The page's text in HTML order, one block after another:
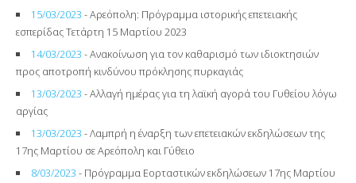
15/03/2023 - Αρεόπολη: Πρόγραμμα ιστορικής επετειακής
εσπερίδας Τετάρτη 15 Μαρτίου 2023
14/03/2023 - Ανακοίνωση για τον καθαρισμό των ιδιοκτησιών
προς αποτροπή κινδύνου πρόκλησης πυρκαγιάς
13/03/2023 - Αλλαγή ημέρας για τη λαϊκή αγορά του Γυθείου λόγω
αργίας
13/03/2023 - Λαμπρή η έναρξη των επετειακών εκδηλώσεων της
17ης Μαρτίου σε Αρεόπολη και Γύθειο
8/03/2023 - Πρόγραμμα Εορταστικών εκδηλώσεων 17ης Μαρτίου